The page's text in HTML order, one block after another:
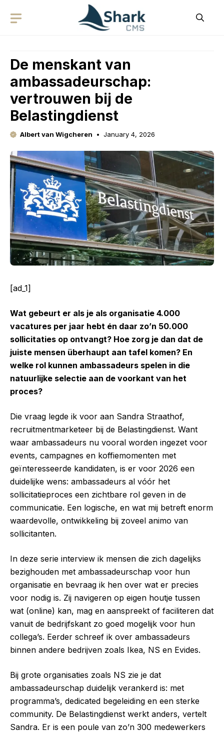
De menskant van
ambassadeurschap:
vertrouwen bij de
Belastingdienst
Albert van Wigcheren January 4, 2026
[ad_1]
Wat gebeurt er als je als organisatie 4.000
vacatures per jaar hebt én daar zo’n 50.000
sollicitaties op ontvangt? Hoe zorg je dan dat de
juiste mensen überhaupt aan tafel komen? En
welke rol kunnen ambassadeurs spelen in die
natuurlijke selectie aan de voorkant van het
proces?
Die vraag legde ik voor aan Sandra Straathof,
recruitmentmarketeer bij de Belastingdienst. Want
waar ambassadeurs nu vooral worden ingezet voor
events, campagnes en koffiemomenten met
geïnteresseerde kandidaten, is er voor 2026 een
duidelijke wens: ambassadeurs al vóór het
sollicitatieproces een zichtbare rol geven in de
communicatie. Een logische, en wat mij betreft enorm
waardevolle, ontwikkeling bij zoveel animo van
sollicitanten.
In deze serie interview ik mensen die zich dagelijks
bezighouden met ambassadeurschap voor hun
organisatie en bevraag ik hen over wat er precies
voor nodig is. Zij navigeren op eigen houtje tussen
wat (online) kan, mag en aanspreekt of faciliteren dat
vanuit de bedrijfskant zo goed mogelijk voor hun
collega’s. Eerder schreef ik over ambassadeurs
binnen andere bedrijven zoals Ikea, NS en Evides.
Bij grote organisaties zoals NS zie je dat
ambassadeurschap duidelijk verankerd is: met
programma’s, dedicated begeleiding en een sterke
community. De Belastingdienst werkt anders, vertelt
Sandra. Er is een poule van zo’n 300 medewerkers